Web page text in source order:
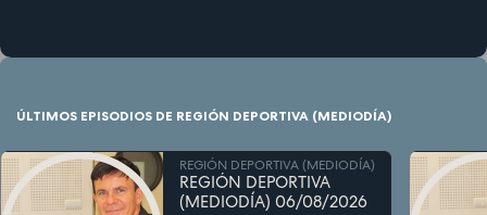
ÚLTIMOS EPISODIOS DE REGIÓN DEPORTIVA (MEDIODÍA)
REGIÓN DEPORTIVA (MEDIODÍA)
REGIÓN DEPORTIVA
(MEDIODÍA) 06/08/2026